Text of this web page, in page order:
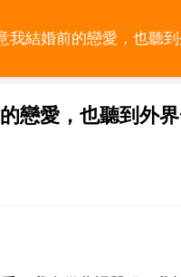
結婚前的戀愛，也聽
戀愛，也聽到外